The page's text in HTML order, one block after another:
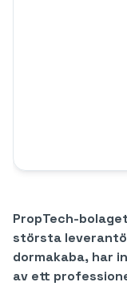
PropTech-
största
dormakaba, har
av ett